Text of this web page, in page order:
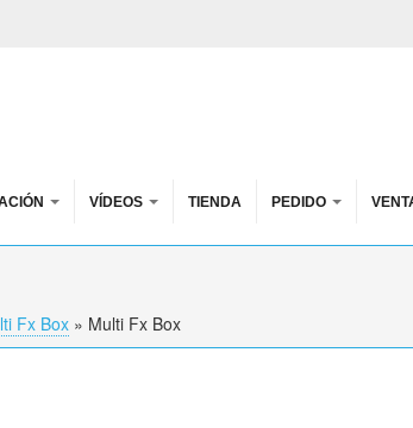
VÍDEOS TIENDA PEDIDO
Fx Box » Multi Fx Box